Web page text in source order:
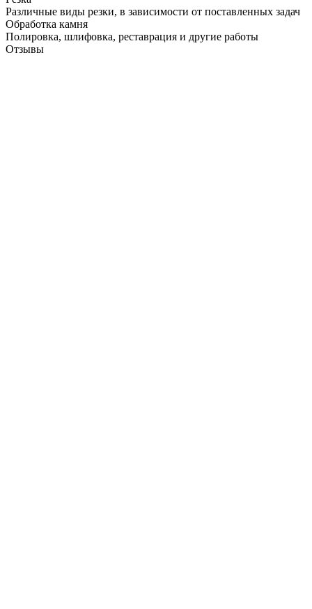
Различные виды резки, в зависимости от поставленных задач
Обработка камня
Полировка, шлифовка, реставрация и другие работы
Отзывы